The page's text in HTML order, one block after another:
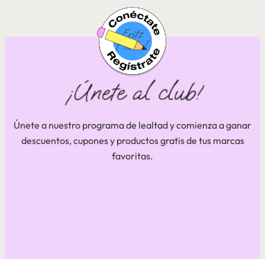
Únete a nuestro programa de lealtad y comienza a ganar
descuentos, cupones y productos gratis de tus marcas
favoritas.